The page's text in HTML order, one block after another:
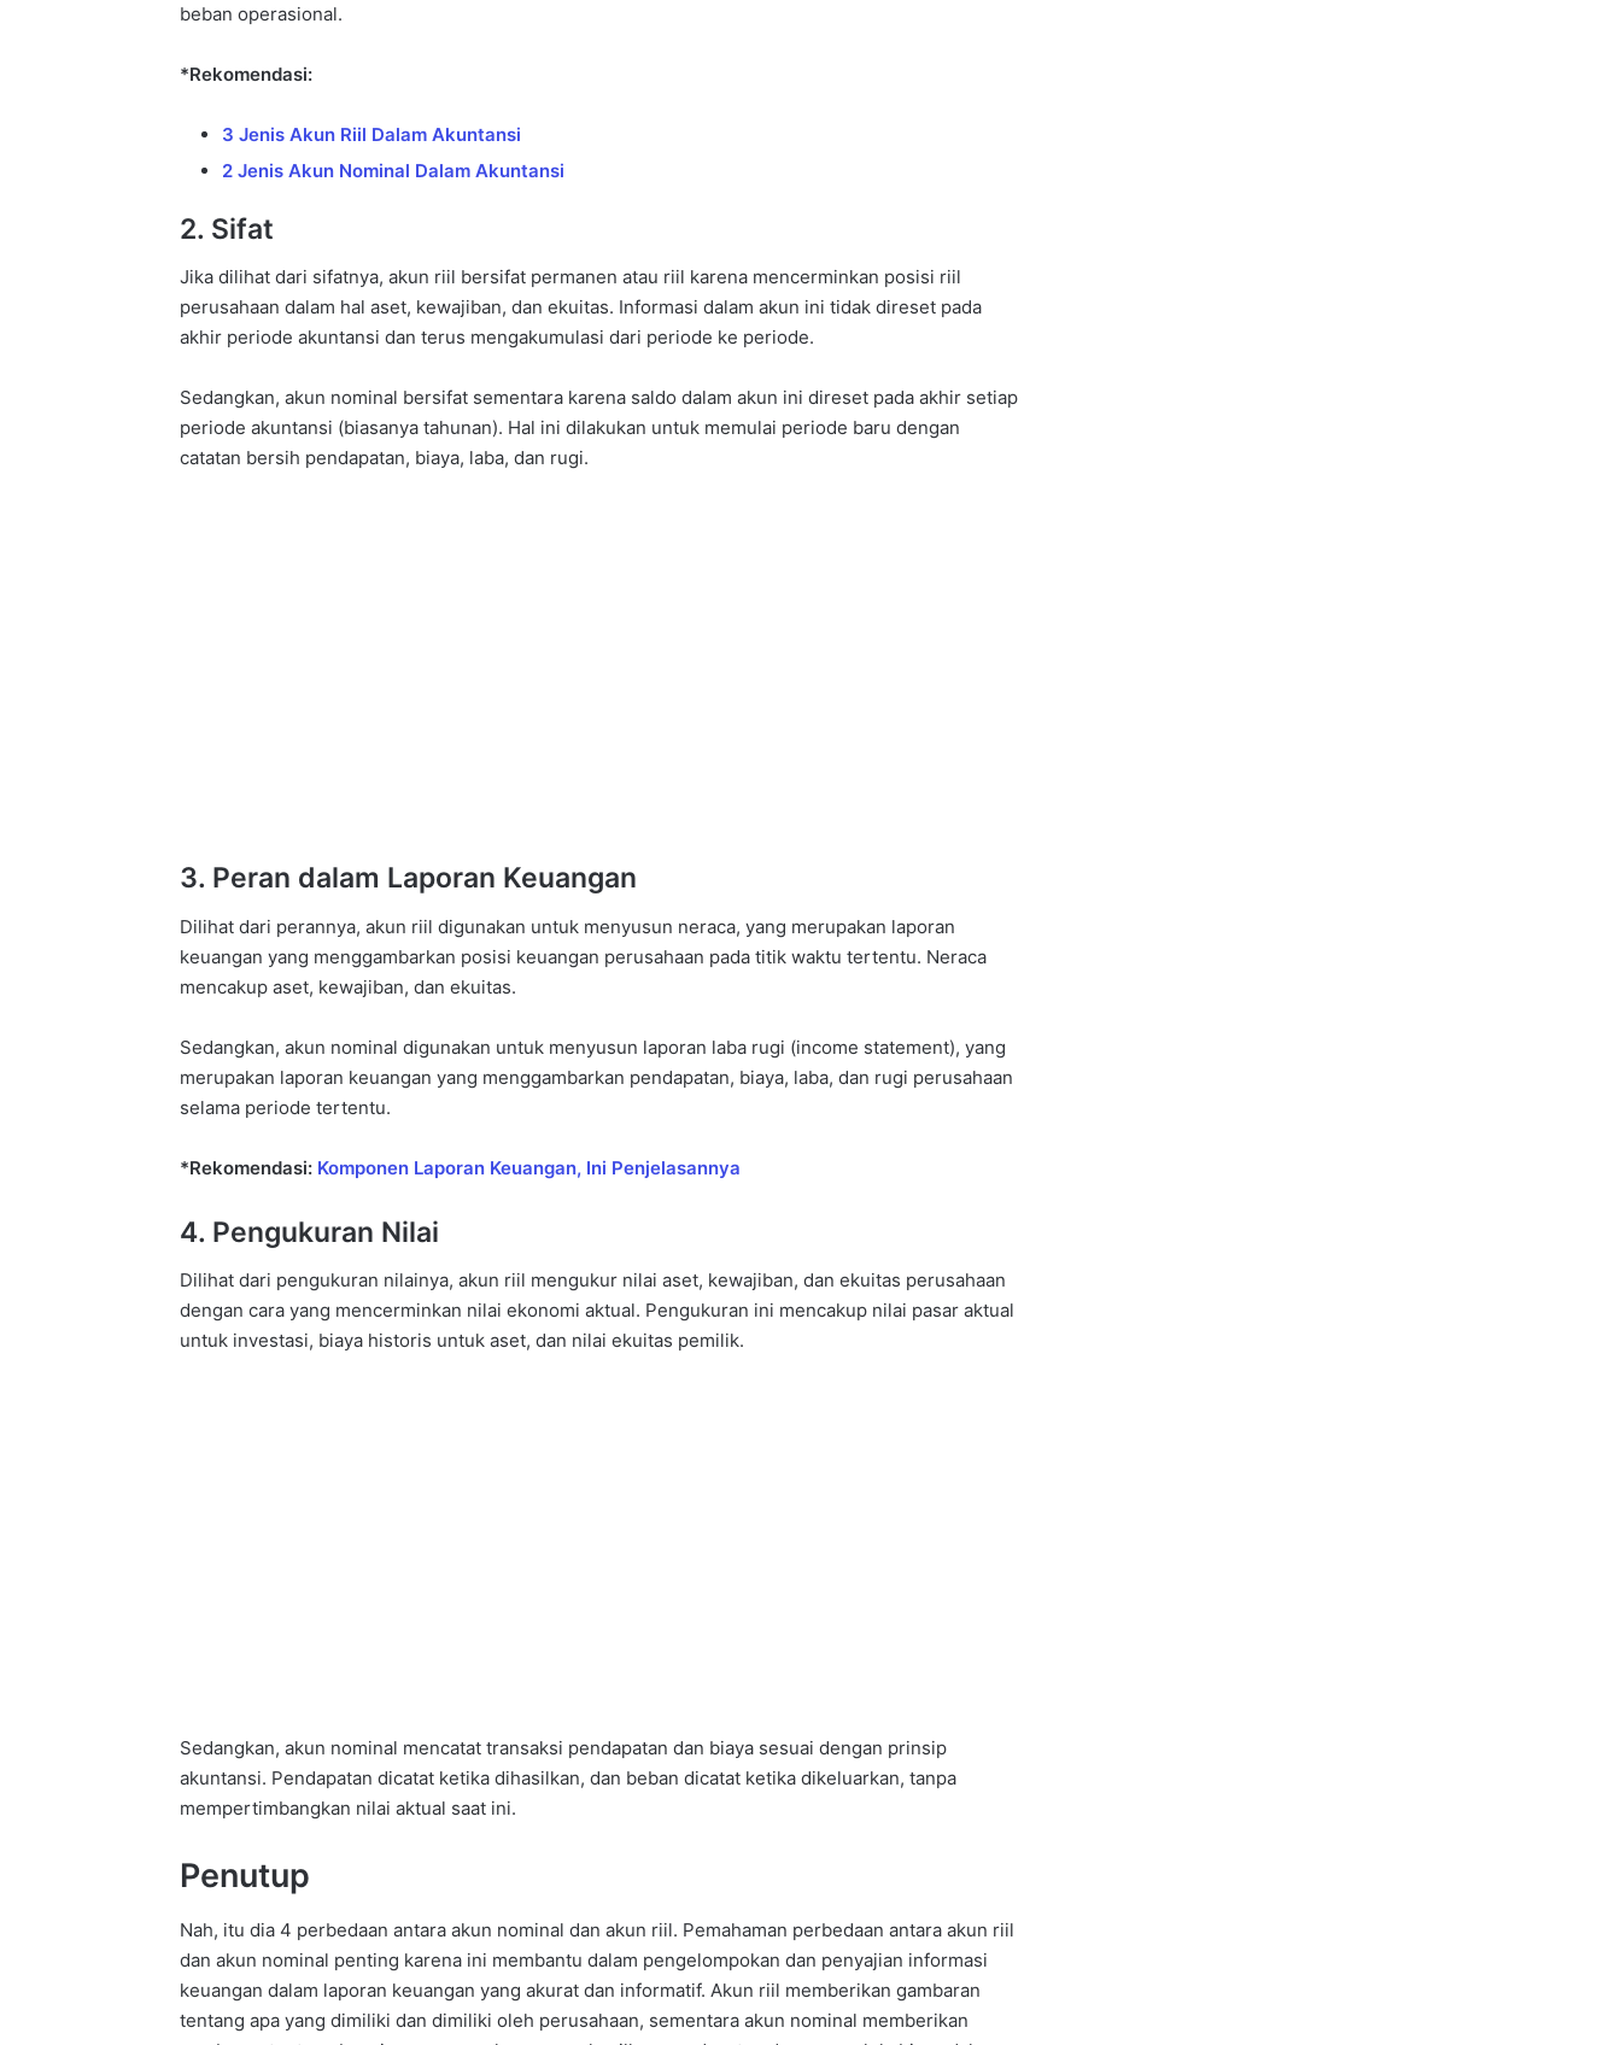
beban operasional.
*Rekomendasi:
3 Jenis Akun Riil Dalam Akuntansi
2 Jenis Akun Nominal Dalam Akuntansi
2. Sifat
Jika dilihat dari sifatnya, akun riil bersifat permanen atau riil karena mencerminkan posisi riil
perusahaan dalam hal aset, kewajiban, dan ekuitas. Informasi dalam akun ini tidak direset pada
akhir periode akuntansi dan terus mengakumulasi dari periode ke periode.
Sedangkan, akun nominal bersifat sementara karena saldo dalam akun ini direset pada akhir setiap
periode akuntansi (biasanya tahunan). Hal ini dilakukan untuk memulai periode baru dengan
catatan bersih pendapatan, biaya, laba, dan rugi.
3. Peran dalam Laporan Keuangan
Dilihat dari perannya, akun riil digunakan untuk menyusun neraca, yang merupakan laporan
keuangan yang menggambarkan posisi keuangan perusahaan pada titik waktu tertentu. Neraca
mencakup aset, kewajiban, dan ekuitas.
Sedangkan, akun nominal digunakan untuk menyusun laporan laba rugi (income statement), yang
merupakan laporan keuangan yang menggambarkan pendapatan, biaya, laba, dan rugi perusahaan
selama periode tertentu.
*Rekomendasi: Komponen Laporan Keuangan, Ini Penjelasannya
4. Pengukuran Nilai
Dilihat dari pengukuran nilainya, akun riil mengukur nilai aset, kewajiban, dan ekuitas perusahaan
dengan cara yang mencerminkan nilai ekonomi aktual. Pengukuran ini mencakup nilai pasar aktual
untuk investasi, biaya historis untuk aset, dan nilai ekuitas pemilik.
Sedangkan, akun nominal mencatat transaksi pendapatan dan biaya sesuai dengan prinsip
akuntansi. Pendapatan dicatat ketika dihasilkan, dan beban dicatat ketika dikeluarkan, tanpa
mempertimbangkan nilai aktual saat ini.
Penutup
Nah, itu dia 4 perbedaan antara akun nominal dan akun riil. Pemahaman perbedaan antara akun riil
dan akun nominal penting karena ini membantu dalam pengelompokan dan penyajian informasi
keuangan dalam laporan keuangan yang akurat dan informatif. Akun riil memberikan gambaran
tentang apa yang dimiliki dan dimiliki oleh perusahaan, sementara akun nominal memberikan